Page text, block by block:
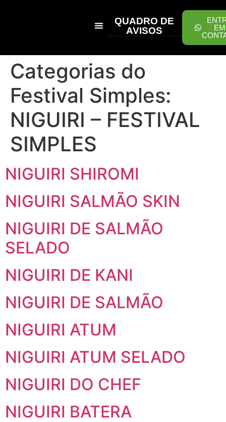
QUADRO DE
AVISOS
EM
Categorias do
Festival Simples:
NIGUIRI – FESTIVAL
SIMPLES
NIGUIRI SHIROMI
NIGUIRI SALMÃO SKIN
NIGUIRI DE SALMÃO
SELADO
NIGUIRI DE KANI
NIGUIRI DE SALMÃO
NIGUIRI ATUM
NIGUIRI ATUM SELADO
NIGUIRI DO CHEF
NIGUIRI BATERA